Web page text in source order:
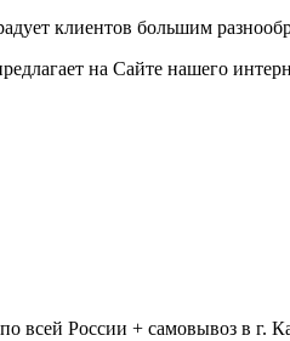
клиентов большим
на Сайте нашего
России + самовывоз в г.